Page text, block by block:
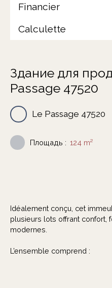
Financier
Calculette
Здание для
Passage 47520
Le Passage 47520
Площадь : 124 m²
Idéalement conçu, cet
plusieurs lots offrant confort,
modernes.
L’ensemble comprend :